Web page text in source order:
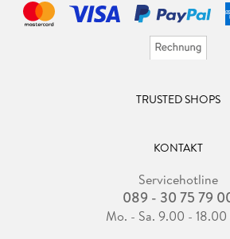
TRUSTED SHOPS
KONTAKT
Servicehotline
089 - 30 75 79
Mo. - Sa. 9.00 -